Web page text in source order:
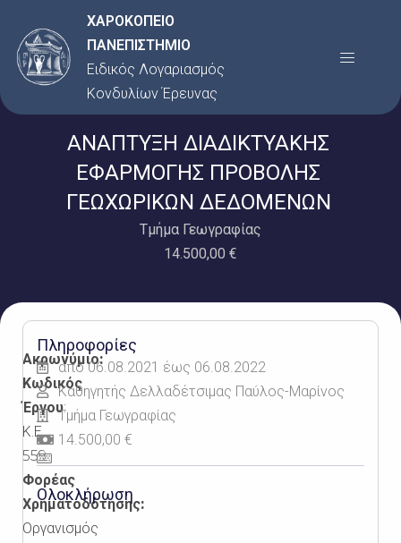
στο
περιεχόμενο
ΧΑΡΟΚΟΠΕΙΟ
ΠΑΝΕΠΙΣΤΗΜΙΟ
Ειδικός Λογαριασμός
Κονδυλίων Έρευνας
Menu
ΑΝΑΠΤΥΞΗ ΔΙΑΔΙΚΤΥΑΚΗΣ
ΕΦΑΡΜΟΓΗΣ ΠΡΟΒΟΛΗΣ
ΓΕΩΧΩΡΙΚΩΝ ΔΕΔΟΜΕΝΩΝ
Τμήμα Γεωγραφίας
14.500,00 €
Ακρωνύμιο:
Κωδικός
Έργου:
Κ.Ε.
559
Φορέας
Χρηματοδότησης:
Οργανισμός
Πληροφορίες
από 06.08.2021 έως 06.08.2022
Καθηγητής Δελλαδέτσιμας Παύλος-Μαρίνος
Τμήμα Γεωγραφίας
14.500,00 €
Ολοκλήρωση